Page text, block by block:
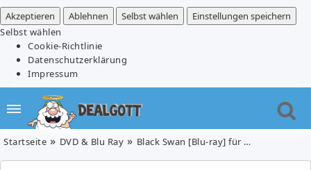
Akzeptieren
Ablehnen Selbst wählen
Einstellungen speichern
Selbst wählen
Cookie-Richtlinie
Datenschutzerklärung
Impressum
Startseite DVD & Blu Ray Black Swan [Blu-ray] für 6,90€ inklusive Versand